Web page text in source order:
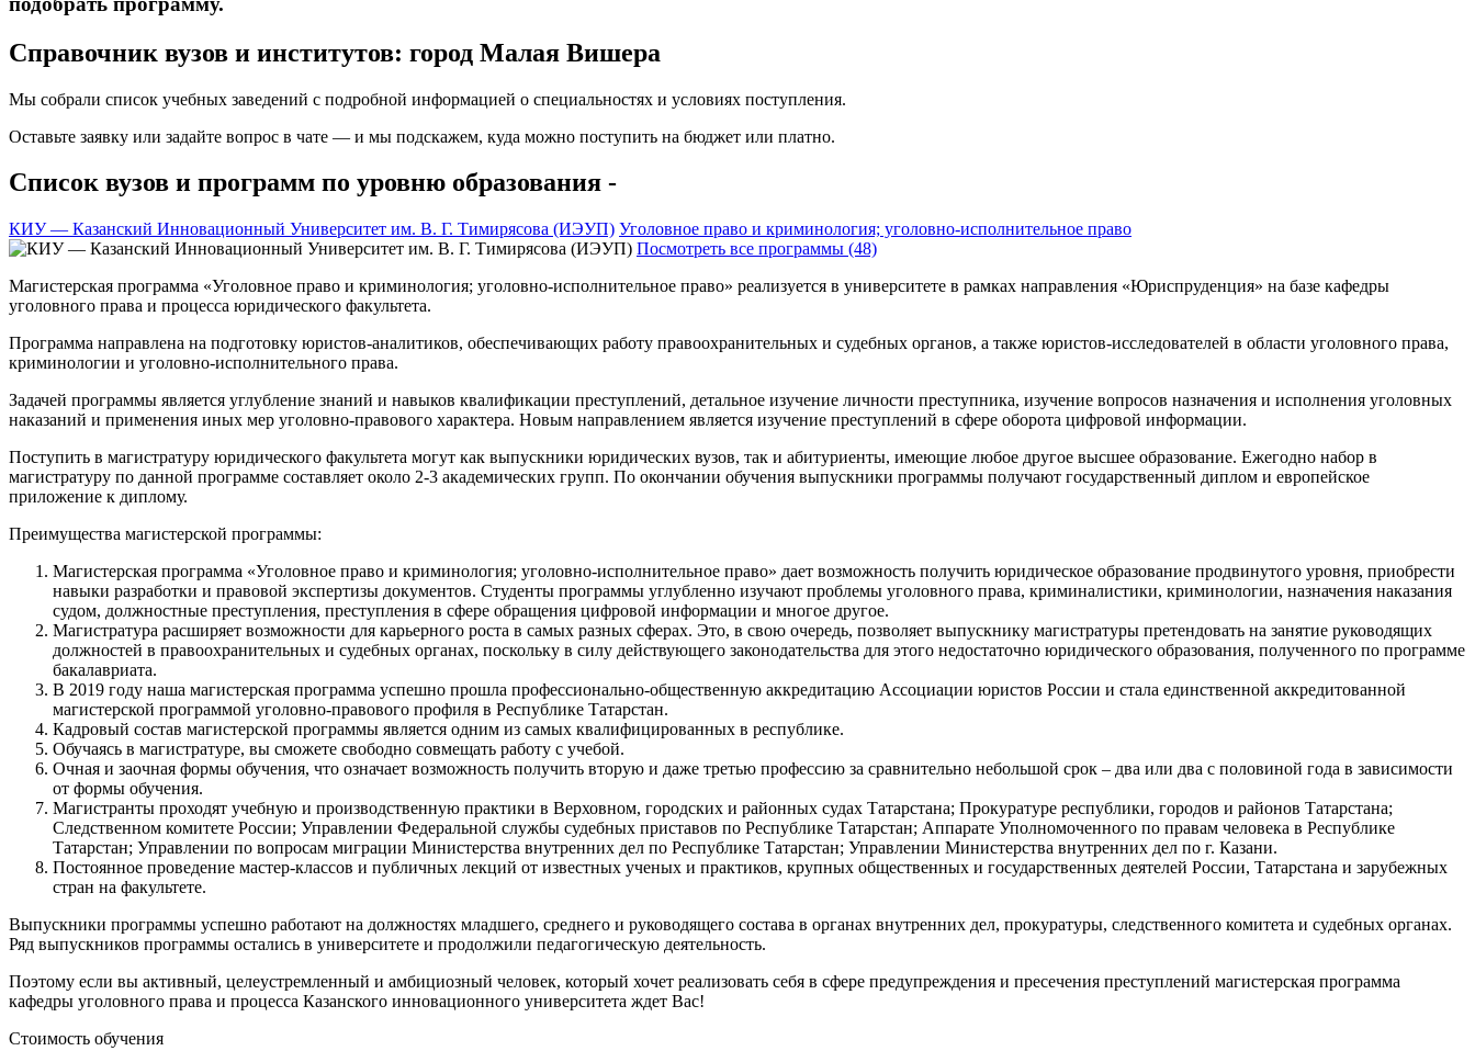
Справочник вузов и институтов: город Малая Вишера
Мы собрали список учебных заведений с подробной информацией о специальностях и условиях поступления.
Оставьте заявку или задайте вопрос в чате — и мы подскажем, куда можно поступить на бюджет или платно.
Список вузов и программ по уровню образования -
КИУ — Казанский Инновационный Университет им. В. Г. Тимирясова (ИЭУП) Уголовное право и криминология; уголовно-исполнительное право
Посмотреть все программы (48)
Магистерская программа «Уголовное право и криминология; уголовно-исполнительное право» реализуется в университете в рамках направления «Юриспруденция» на базе кафедры
уголовного права и процесса юридического факультета.
Программа направлена на подготовку юристов-аналитиков, обеспечивающих работу правоохранительных и судебных органов, а также юристов-исследователей в области уголовного права,
криминологии и уголовно-исполнительного права.
Задачей программы является углубление знаний и навыков квалификации преступлений, детальное изучение личности преступника, изучение вопросов назначения и исполнения уголовных
наказаний и применения иных мер уголовно-правового характера. Новым направлением является изучение преступлений в сфере оборота цифровой информации.
Поступить в магистратуру юридического факультета могут как выпускники юридических вузов, так и абитуриенты, имеющие любое другое высшее образование. Ежегодно набор в
магистратуру по данной программе составляет около 2-3 академических групп. По окончании обучения выпускники программы получают государственный диплом и европейское
приложение к диплому.
Преимущества магистерской программы:
Магистерская программа «Уголовное право и криминология; уголовно-исполнительное право» дает возможность получить юридическое образование продвинутого уровня, приобрести
навыки разработки и правовой экспертизы документов. Студенты программы углубленно изучают проблемы уголовного права, криминалистики, криминологии, назначения наказания
судом, должностные преступления, преступления в сфере обращения цифровой информации и многое другое.
Магистратура расширяет возможности для карьерного роста в самых разных сферах. Это, в свою очередь, позволяет выпускнику магистратуры претендовать на занятие руководящих
должностей в правоохранительных и судебных органах, поскольку в силу действующего законодательства для этого недостаточно юридического образования, полученного по программе
бакалавриата.
В 2019 году наша магистерская программа успешно прошла профессионально-общественную аккредитацию Ассоциации юристов России и стала единственной аккредитованной
магистерской программой уголовно-правового профиля в Республике Татарстан.
Кадровый состав магистерской программы является одним из самых квалифицированных в республике.
Обучаясь в магистратуре, вы сможете свободно совмещать работу с учебой.
Очная и заочная формы обучения, что означает возможность получить вторую и даже третью профессию за сравнительно небольшой срок – два или два с половиной года в зависимости
от формы обучения.
Магистранты проходят учебную и производственную практики в Верховном, городских и районных судах Татарстана; Прокуратуре республики, городов и районов Татарстана;
Следственном комитете России; Управлении Федеральной службы судебных приставов по Республике Татарстан; Аппарате Уполномоченного по правам человека в Республике
Татарстан; Управлении по вопросам миграции Министерства внутренних дел по Республике Татарстан; Управлении Министерства внутренних дел по г. Казани.
Постоянное проведение мастер-классов и публичных лекций от известных ученых и практиков, крупных общественных и государственных деятелей России, Татарстана и зарубежных
стран на факультете.
Выпускники программы успешно работают на должностях младшего, среднего и руководящего состава в органах внутренних дел, прокуратуры, следственного комитета и судебных органах.
Ряд выпускников программы остались в университете и продолжили педагогическую деятельность.
Поэтому если вы активный, целеустремленный и амбициозный человек, который хочет реализовать себя в сфере предупреждения и пресечения преступлений магистерская программа
кафедры уголовного права и процесса Казанского инновационного университета ждет Вас!
Стоимость обучения